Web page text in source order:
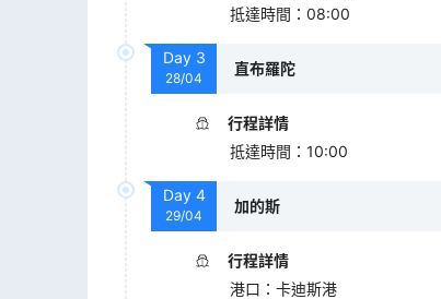
抵達時間 ： 08:00
Day 3
28/04
直布羅陀
行程詳情
抵達時間 ： 10:00
Day 4
29/04
加的斯
行程詳情
港口 ： 卡迪斯港